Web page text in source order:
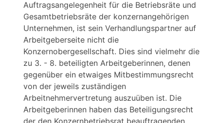
Auftragsangelegenheit für die Betriebsräte und
Gesamtbetriebsräte der konzernangehörigen
Unternehmen, ist sein Verhandlungspartner auf
Arbeitgeberseite nicht die
Konzernobergesellschaft. Dies sind vielmehr die
zu 3. - 8. beteiligten Arbeitgeberinnen, denen
gegenüber ein etwaiges Mitbestimmungsrecht
von der jeweils zuständigen
Arbeitnehmervertretung auszuüben ist. Die
Arbeitgeberinnen haben das Beteiligungsrecht
der den Konzernbetriebsrat beauftragenden